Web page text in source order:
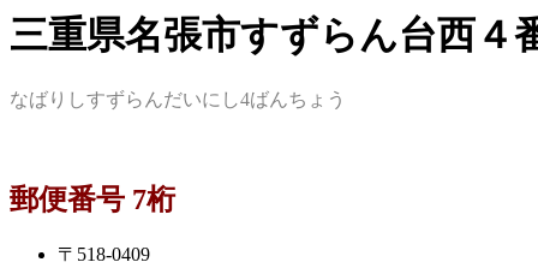
三重県名張市すずらん台西４
なばりしすずらんだいにし4ばんちょう
郵便番号 7桁
〒518-0409